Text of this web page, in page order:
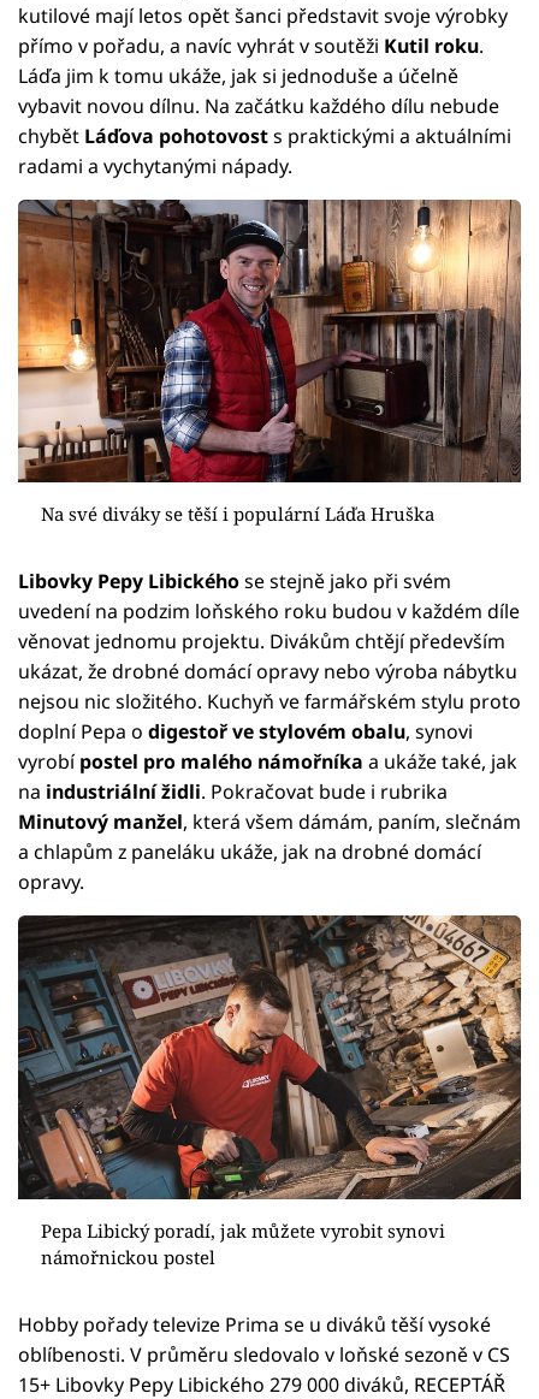
kutilové mají letos opět šanci představit svoje výrobky
přímo v pořadu, a navíc vyhrát v soutěži Kutil roku.
Láďa jim k tomu ukáže, jak si jednoduše a účelně
vybavit novou dílnu. Na začátku každého dílu nebude
chybět Láďova pohotovosts praktickými a aktuálními
radami a vychytanými nápady.
Na své diváky se těší i populární Láďa Hruška
Libovky Pepy Libickéhose stejně jako při svém
uvedení na podzim loňského roku budou v každém díle
věnovat jednomu projektu. Divákům chtějí především
ukázat, že drobné domácí opravy nebo výroba nábytku
nejsou nic složitého. Kuchyň ve farmářském stylu proto
doplní Pepa o digestoř ve stylovém obalu, synovi
vyrobípostel pro malého námořníka a ukáže také, jak
na industriální židli. Pokračovat bude i rubrika
Minutový manžel, která všem dámám, paním, slečnám
a chlapům z paneláku ukáže, jak na drobné domácí
opravy.
Pepa Libický poradí, jak můžete vyrobit synovi
námořnickou postel
Hobby pořady televize Prima se u diváků těší vysoké
oblíbenosti. V průměru sledovalo v loňské sezoně v CS
15+ Libovky Pepy Libického 279 000 diváků, RECEPTÁŘ